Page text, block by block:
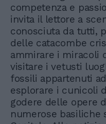
competenza e
invita il lettore a
conosciuta da tutti,
delle catacombe
ammirare i miracoli
visitare i vetusti
fossili appartenuti
esplorare i cunicoli
godere delle opere
numerose basiliche